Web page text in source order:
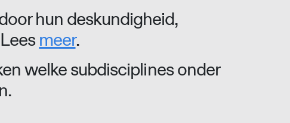
hun deskundigheid,
meer.
welke subdisciplines onder